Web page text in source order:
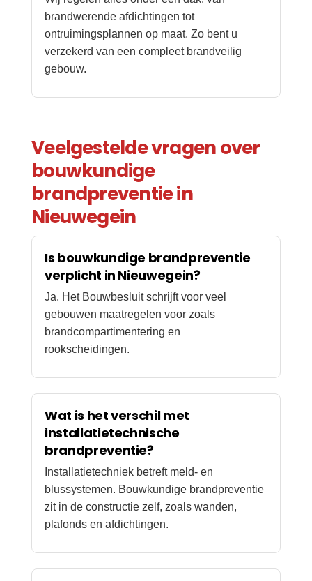
brandwerende afdichtingen tot
ontruimingsplannen op maat. Zo bent u
verzekerd van een compleet brandveilig
gebouw.
Veelgestelde vragen over
bouwkundige
brandpreventie in
Nieuwegein
Is bouwkundige brandpreventie
verplicht in Nieuwegein?
Ja. Het Bouwbesluit schrijft voor veel
gebouwen maatregelen voor zoals
brandcompartimentering en
rookscheidingen.
Wat is het verschil met
installatietechnische
brandpreventie?
Installatietechniek betreft meld- en
blussystemen. Bouwkundige brandpreventie
zit in de constructie zelf, zoals wanden,
plafonds en afdichtingen.